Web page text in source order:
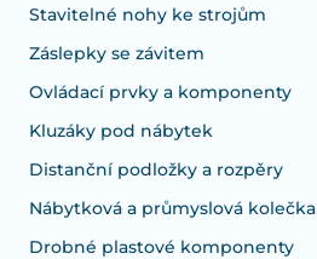
Stavitelné nohy ke strojům
Záslepky se závitem
Ovládací prvky a komponenty
Kluzáky pod nábytek
Distanční podložky a rozpěry
Nábytková a průmyslová kolečka
Drobné plastové komponenty